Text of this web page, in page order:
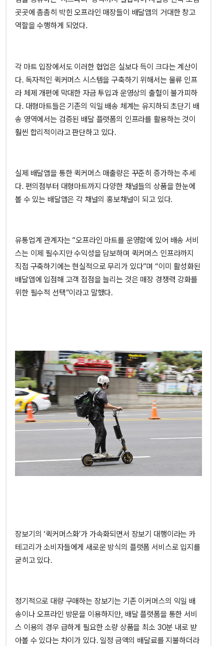
곳곳에 촘촘히 박힌 오프라인 매장들이 배달앱의 거대한 창고
역할을 수행하게 되었다.
각 마트 입장에서도 이러한 협업은 실보다 득이 크다는 계산이
다. 독자적인 퀵커머스 시스템을 구축하기 위해서는 물류 인프
라 체제 개편에 막대한 자금 투입과 운영상의 출혈이 불가피하
다. 대형마트들은 기존의 익일 배송 체계는 유지하되 초단기 배
송 영역에서는 검증된 배달 플랫폼의 인프라를 활용하는 것이
훨씬 합리적이라고 판단하고 있다.
실제 배달앱을 통한 퀵커머스 매출량은 꾸준히 증가하는 추세
다. 편의점부터 대형마트까지 다양한 채널들의 상품을 한눈에
볼 수 있는 배달앱은 각 채널의 홍보채널이 되고 있다.
유통업계 관계자는 “오프라인 마트를 운영함에 있어 배송 서비
스는 이제 필수지만 수익성을 담보하며 퀵커머스 인프라까지
직접 구축하기에는 현실적으로 무리가 있다”며 “이미 활성화된
배달앱에 입점해 고객 접점을 늘리는 것은 매장 경쟁력 강화를
위한 필수적 선택”이라고 말했다.
장보기의 ‘퀵커머스화’가 가속화되면서 장보기 대행이라는 카
테고리가 소비자들에게 새로운 방식의 플랫폼 서비스로 입지를
굳히고 있다.
정기적으로 대량 구매하는 장보기는 기존 이커머스의 익일 배
송이나 오프라인 방문을 이용하지만, 배달 플랫폼을 통한 서비
스 이용의 경우 급하게 필요한 소량 상품을 최소 30분 내로 받
아볼 수 있다는 차이가 있다. 일정 금액의 배달료를 지불하더라